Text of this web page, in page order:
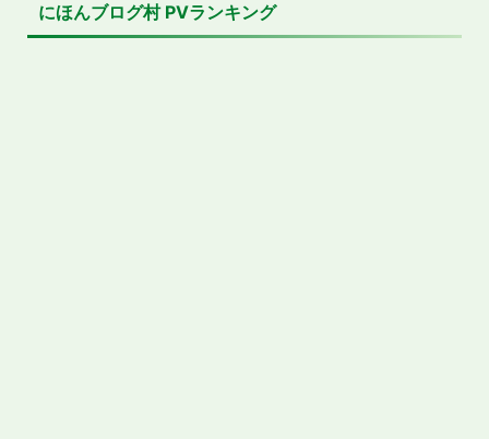
にほんブログ村 PVランキング